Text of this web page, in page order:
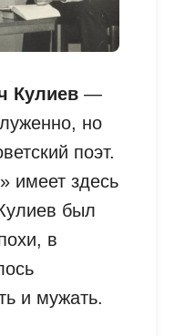
Кулиев —
но
поэт.
имеет здесь
был
в
и мужать.